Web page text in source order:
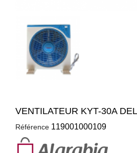
VENTILATEUR KYT-30A
Référence 119001000109